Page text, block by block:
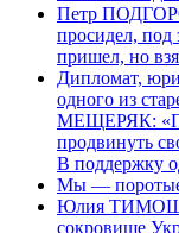
Петр
просидел,
пришел, но
Дипломат,
одного из
МЕЩЕРЯК:
продвинуть
В поддержку
Мы —
Юлия
сокровище